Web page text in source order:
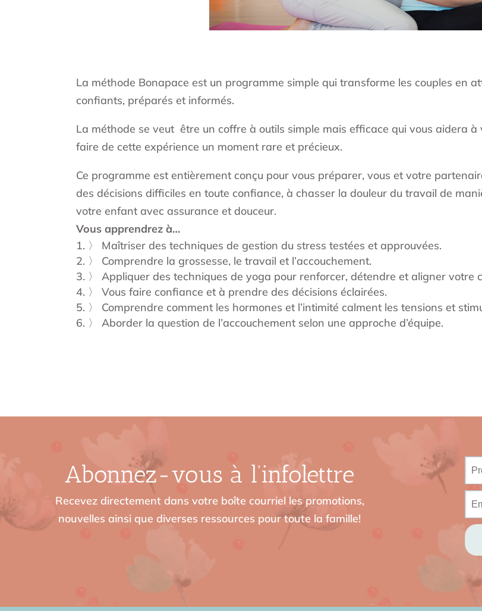
La méthode Bonapace est un programme simple qui transforme les couples en
confiants, préparés et informés.
La méthode se veut être un coffre à outils simple mais efficace qui vous aidera
faire de cette expérience un moment rare et précieux.
Ce programme est entièrement conçu pour vous préparer, vous et votre
des décisions difficiles en toute confiance, à chasser la douleur du travail de
votre enfant avec assurance et douceur.
Vous apprendrez à…
〉 Maîtriser des techniques de gestion du stress testées et approuvées.
〉 Comprendre la grossesse, le travail et l’accouchement.
〉 Appliquer des techniques de yoga pour renforcer, détendre et aligner votre
〉 Vous faire confiance et à prendre des décisions éclairées.
〉 Comprendre comment les hormones et l’intimité calment les tensions et
〉 Aborder la question de l’accouchement selon une approche d’équipe.
Abonnez-vous à l’infolettre
Recevez directement dans votre boîte courriel les promotions,
nouvelles ainsi que diverses ressources pour toute la famille!